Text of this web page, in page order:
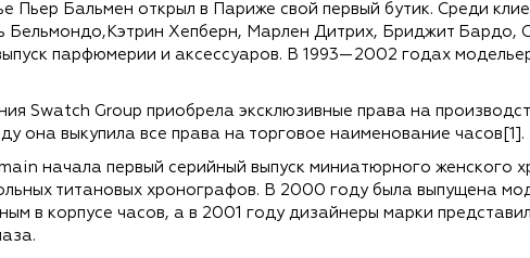
Пьер Бальмен открыл в Париже свой первый бутик. Среди
Хепберн, Марлен Дитрих, Бриджит Бардо,
парфюмерии и аксессуаров. В 1993—2002 годах
Swatch Group приобрела эксклюзивные права на
она выкупила все права на торговое наименование часов[1].
начала первый серийный выпуск миниатюрного женского
титановых хронографов. В 2000 году была выпущена
в корпусе часов, а в 2001 году дизайнеры марки